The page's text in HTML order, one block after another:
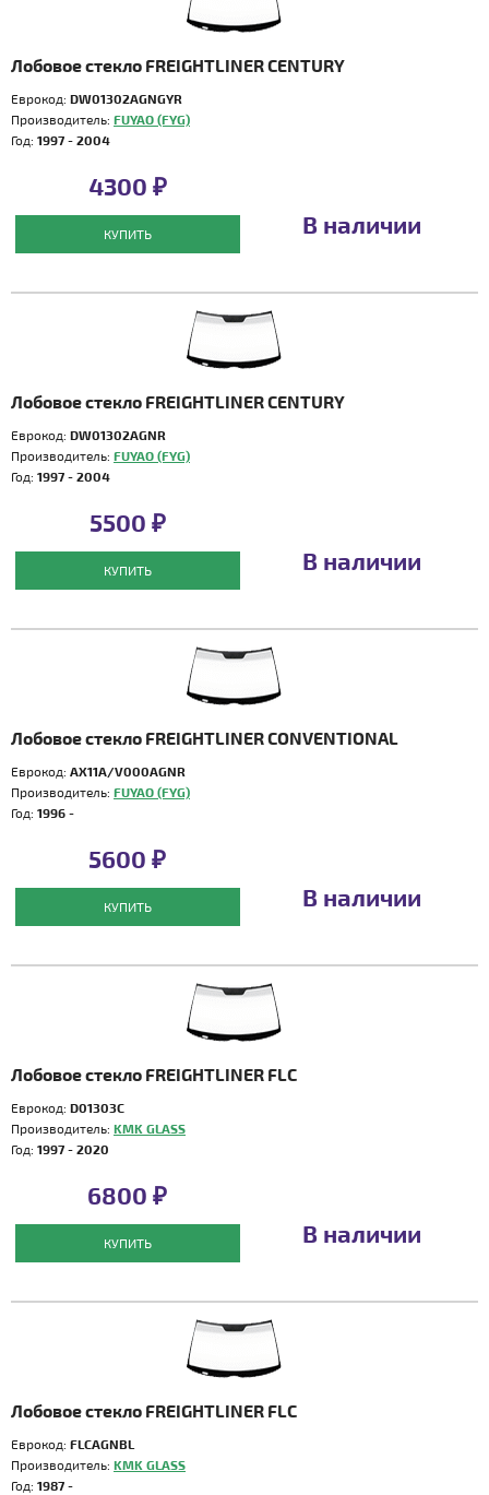
Лобовое стекло FREIGHTLINER CENTURY
Еврокод: DW01302AGNGYR
Производитель: FUYAO (FYG)
Год: 1997 - 2004
4300 ₽
КУПИТЬ В наличии
Лобовое стекло FREIGHTLINER CENTURY
Еврокод: DW01302AGNR
Производитель: FUYAO (FYG)
Год: 1997 - 2004
5500 ₽
КУПИТЬ В наличии
Лобовое стекло FREIGHTLINER CONVENTIONAL
Еврокод: AX11A/V000AGNR
Производитель: FUYAO (FYG)
Год: 1996 -
5600 ₽
КУПИТЬ В наличии
Лобовое стекло FREIGHTLINER FLC
Еврокод: D01303C
Производитель: KMK GLASS
Год: 1997 - 2020
6800 ₽
КУПИТЬ В наличии
Лобовое стекло FREIGHTLINER FLC
Еврокод: FLCAGNBL
Производитель: KMK GLASS
Год: 1987 -